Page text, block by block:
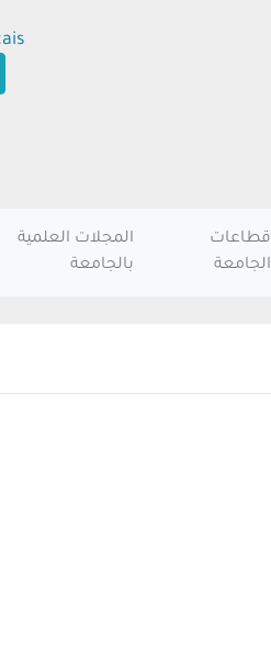
قطاعات
الجامعة
المجلات العلمية
بالجامعة